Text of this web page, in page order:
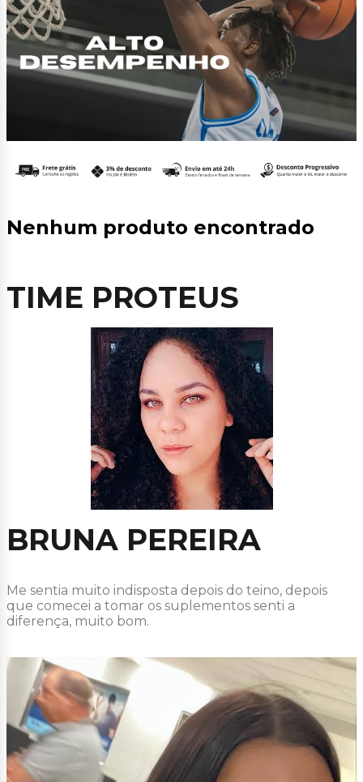
Nenhum produto encontrado
TIME PROTEUS
BRUNA PEREIRA
Me sentia muito indisposta depois do teino, depois
que comecei a tomar os suplementos senti a
diferença, muito bom.